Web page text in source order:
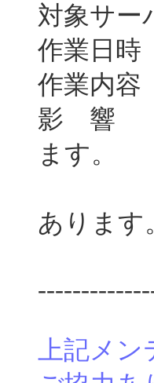
対象サー
作業日時
作業内
影 響 ：
ます。
作業
あります
予め
上記メ